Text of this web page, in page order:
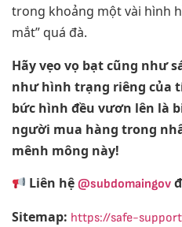
trong khoảng một vài hình
mắt” quá đà.
Hãy vẹo vọ bạt cũng như
như hình trạng riêng của
bức hình đều vươn lên là
người mua hàng trong
mênh mông này!
Liên hệ@subdomaingov
Sitemap: https://safe-